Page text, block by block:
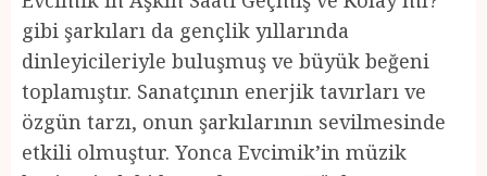
gibi şarkıları da gençlik yıllarında
dinleyicileriyle buluşmuş ve büyük beğeni
toplamıştır. Sanatçının enerjik tavırları ve
özgün tarzı, onun şarkılarının sevilmesinde
etkili olmuştur. Yonca Evcimik’in müzik